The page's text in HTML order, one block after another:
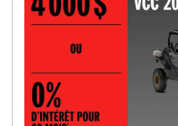
o
m
o
n